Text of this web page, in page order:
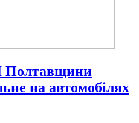
Полтавщини
на автомобілях